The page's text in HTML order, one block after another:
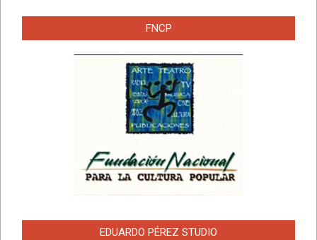
FNCP
EDUARDO PÉREZ STUDIO